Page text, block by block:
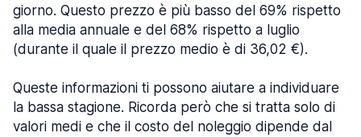
giorno. Questo prezzo è più basso del 69% rispetto
alla media annuale e del 68% rispetto a luglio
(durante il quale il prezzo medio è di 36,02 €).
Queste informazioni ti possono aiutare a individuare
la bassa stagione. Ricorda però che si tratta solo di
valori medi e che il costo del noleggio dipende dal